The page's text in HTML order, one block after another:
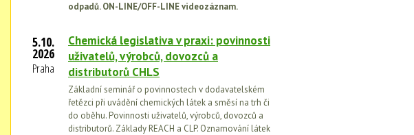
odpadů. ON-LINE/OFF-LINE videozáznam.
5.10.
2026
Praha
Chemická legislativa v praxi: povinnosti
uživatelů, výrobců, dovozců a
distributorů CHLS
Základní seminář o povinnostech v dodavatelském
řetězci při uvádění chemických látek a směsí na trh či
do oběhu. Povinnosti uživatelů, výrobců, dovozců a
distributorů. Základy REACH a CLP. Oznamování látek